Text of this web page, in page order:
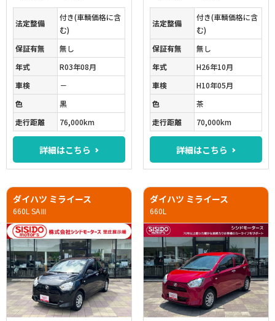
法定整備
付き(車輌価格に含
む)
保証有無
無し
年式
R03年08月
車検
－
色
黒
走行距離
76,000km
詳細はこちら
法定整備
付き(車輌価格に含
む)
保証有無
無し
年式
H26年10月
車検
H10年05月
色
茶
走行距離
70,000km
詳細はこちら
ダイハツ ミライース
660L SAⅢ
ダイハツ ミライース
660L